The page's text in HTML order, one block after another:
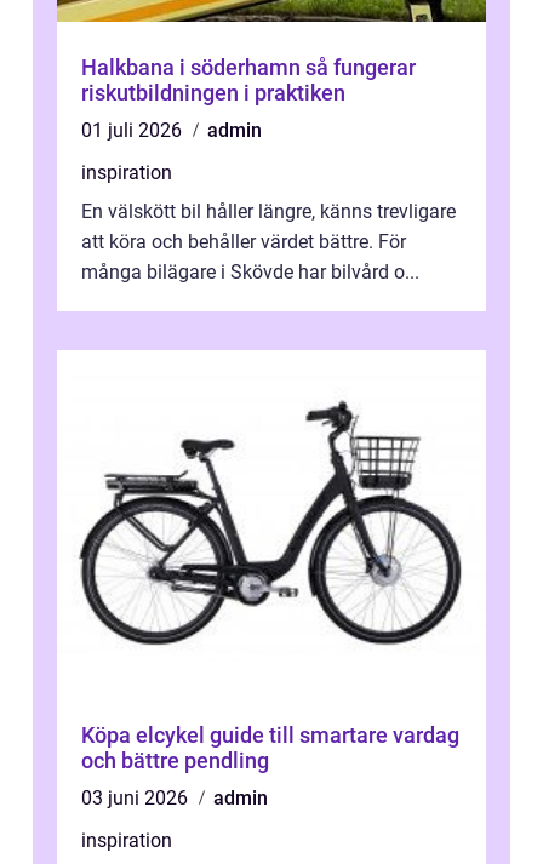
Halkbana i söderhamn så fungerar
riskutbildningen i praktiken
01 juli 2026
admin
inspiration
En välskött bil håller längre, känns trevligare
att köra och behåller värdet bättre. För
många bilägare i Skövde har bilvård o...
Köpa elcykel guide till smartare vardag
och bättre pendling
03 juni 2026
admin
inspiration